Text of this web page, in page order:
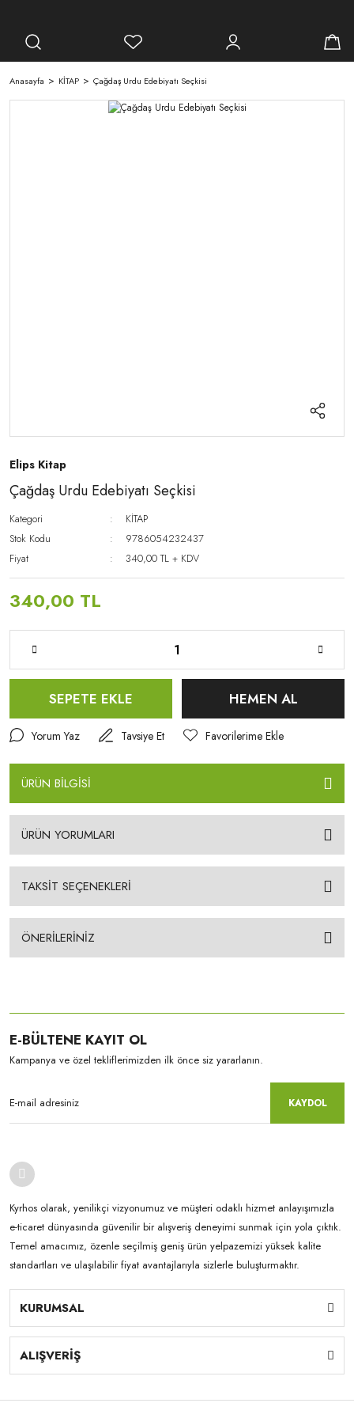
Anasayfa KİTAP Çağdaş Urdu Edebiyatı Seçkisi
Elips Kitap
Çağdaş Urdu Edebiyatı Seçkisi
Kategori
KİTAP
Stok Kodu
9786054232437
Fiyat
340,00 TL + KDV
340,00 TL
SEPETE EKLE HEMEN AL
Yorum Yaz Tavsiye Et
ÜRÜN BİLGİSİ
ÜRÜN YORUMLARI
TAKSİT SEÇENEKLERİ
ÖNERİLERİNİZ
E-BÜLTENE KAYIT OL
Kampanya ve özel tekliflerimizden ilk önce siz yararlanın.
KAYDOL
Kyrhos olarak, yenilikçi vizyonumuz ve müşteri odaklı hizmet anlayışımızla
e-ticaret dünyasında güvenilir bir alışveriş deneyimi sunmak için yola çıktık.
Temel amacımız, özenle seçilmiş geniş ürün yelpazemizi yüksek kalite
standartları ve ulaşılabilir fiyat avantajlarıyla sizlerle buluşturmaktır.
KURUMSAL
ALIŞVERİŞ